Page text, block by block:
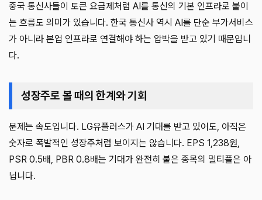
중국 통신사들이 토큰 요금제처럼 AI를 통신의 기본 인프라로 붙이
는 흐름도 의미가 있습니다. 한국 통신사 역시 AI를 단순 부가서비스
가 아니라 본업 인프라로 연결해야 하는 압박을 받고 있기 때문입니
다.
성장주로 볼 때의 한계와 기회
문제는 속도입니다. LG유플러스가 AI 기대를 받고 있어도, 아직은
숫자로 폭발적인 성장주처럼 보이지는 않습니다. EPS 1,238원,
PSR 0.5배, PBR 0.8배는 기대가 완전히 붙은 종목의 멀티플은 아
닙니다.